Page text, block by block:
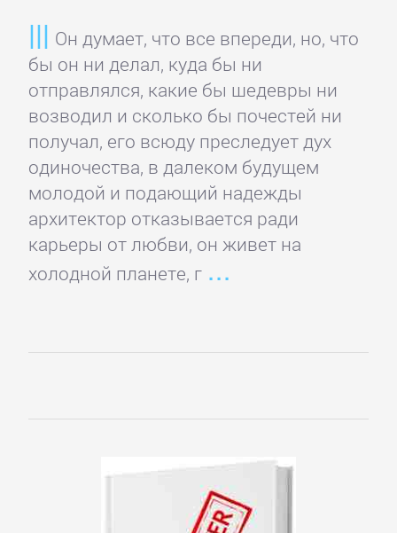
Он думает, что все впереди, но, что
бы он ни делал, куда бы ни
отправлялся, какие бы шедевры ни
возводил и сколько бы почестей ни
получал, его всюду преследует дух
одиночества, в далеком будущем
молодой и подающий надежды
архитектор отказывается ради
карьеры от любви, он живет на
холодной планете, г
Войти
Контакт
Карта
сайта
БИЗНЕС
налогообложение,